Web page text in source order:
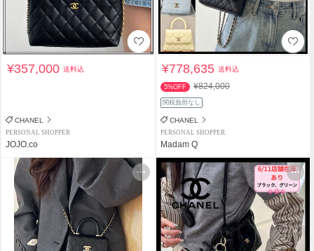
¥357,000送料込
CHANEL
PERSONAL SHOPPER
JOJO.co
¥778,635送料込
5%OFF ¥824,000
関税負担なし
CHANEL
PERSONAL SHOPPER
Madam Q